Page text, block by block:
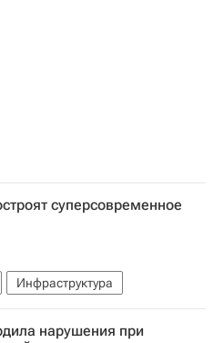
суперсовременное
Инфраструктура
нарушения при